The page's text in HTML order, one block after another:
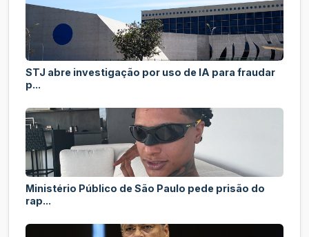
STJ abre investigação por uso de IA para fraudar
p...
Ministério Público de São Paulo pede prisão do
rap...